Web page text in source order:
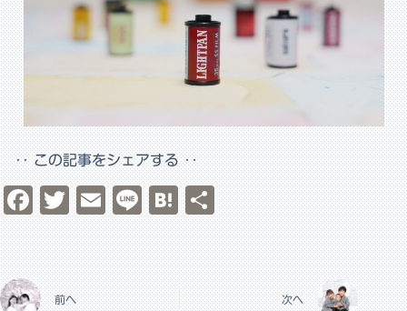
‥ この記事をシェアする ‥
Fa
c
e
b
T
wi
tt
er
E
m
ail
Li
n
e
H
at
e
na
共
有
前へ 次へ